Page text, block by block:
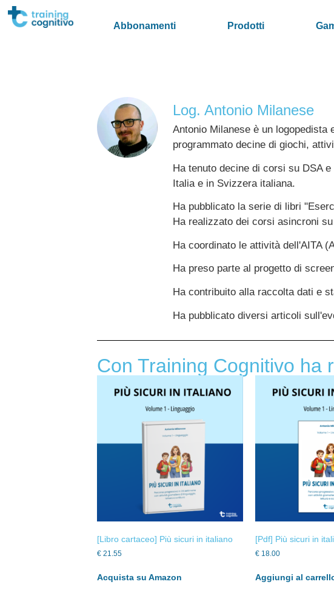
Abbonamenti Prodotti
Log. Antonio Milanese
Antonio Milanese è un logopedista
programmato decine di giochi,
Ha tenuto decine di corsi su DSA
Italia e in Svizzera italiana.
Ha pubblicato la serie di libri
Ha realizzato dei corsi asincroni
Ha coordinato le attività dell'AITA
Ha preso parte al progetto di
Ha contribuito alla raccolta dati e
Ha pubblicato diversi articoli
Con Training Cognitivo ha
[Libro cartaceo] Più sicuri in italiano
€ 21.55
Acquista su Amazon
[Pdf] Più sicuri in
€ 18.00
Aggiungi al